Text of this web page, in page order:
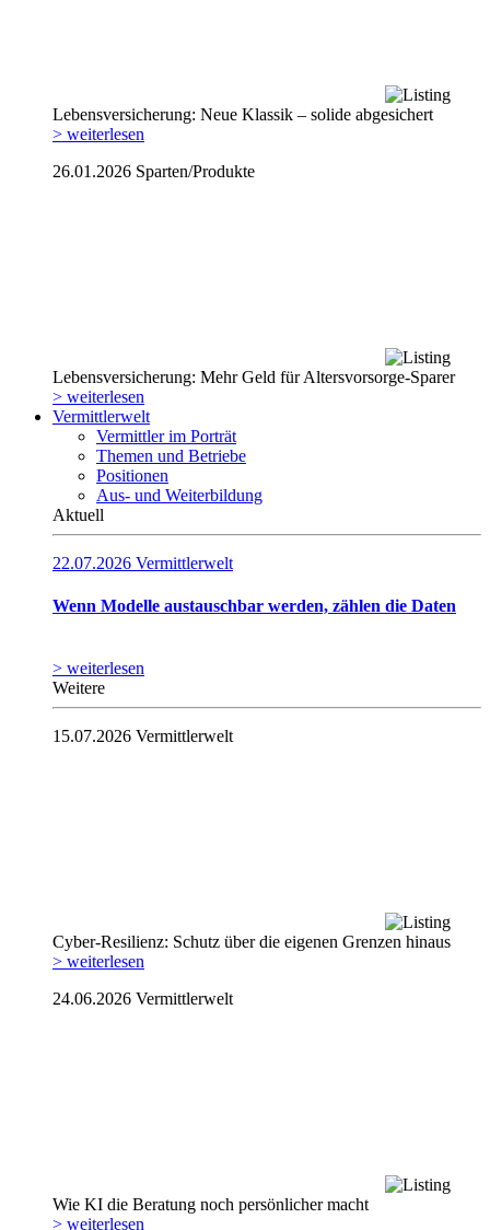
Lebensversicherung: Neue Klassik – solide abgesichert
> weiterlesen
26.01.2026 Sparten/Produkte
Lebensversicherung: Mehr Geld für Altersvorsorge-Sparer
> weiterlesen
Vermittlerwelt
Vermittler im Porträt
Themen und Betriebe
Positionen
Aus- und Weiterbildung
Aktuell
22.07.2026 Vermittlerwelt
Wenn Modelle austauschbar werden, zählen die Daten
> weiterlesen
Weitere
15.07.2026 Vermittlerwelt
Cyber-Resilienz: Schutz über die eigenen Grenzen hinaus
> weiterlesen
24.06.2026 Vermittlerwelt
Wie KI die Beratung noch persönlicher macht
> weiterlesen